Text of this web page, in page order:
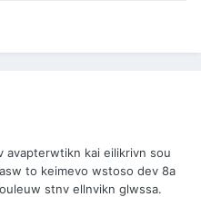
avapterwtikn kai eilikrivn sou
to keimevo wstoso dev 8a
stnv ellnvikn glwssa.